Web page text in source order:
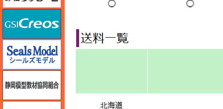
シールズモデル
シミラー（similR）